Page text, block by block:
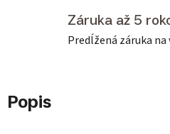
Záruka až 5
Predĺžená záruka
Popis